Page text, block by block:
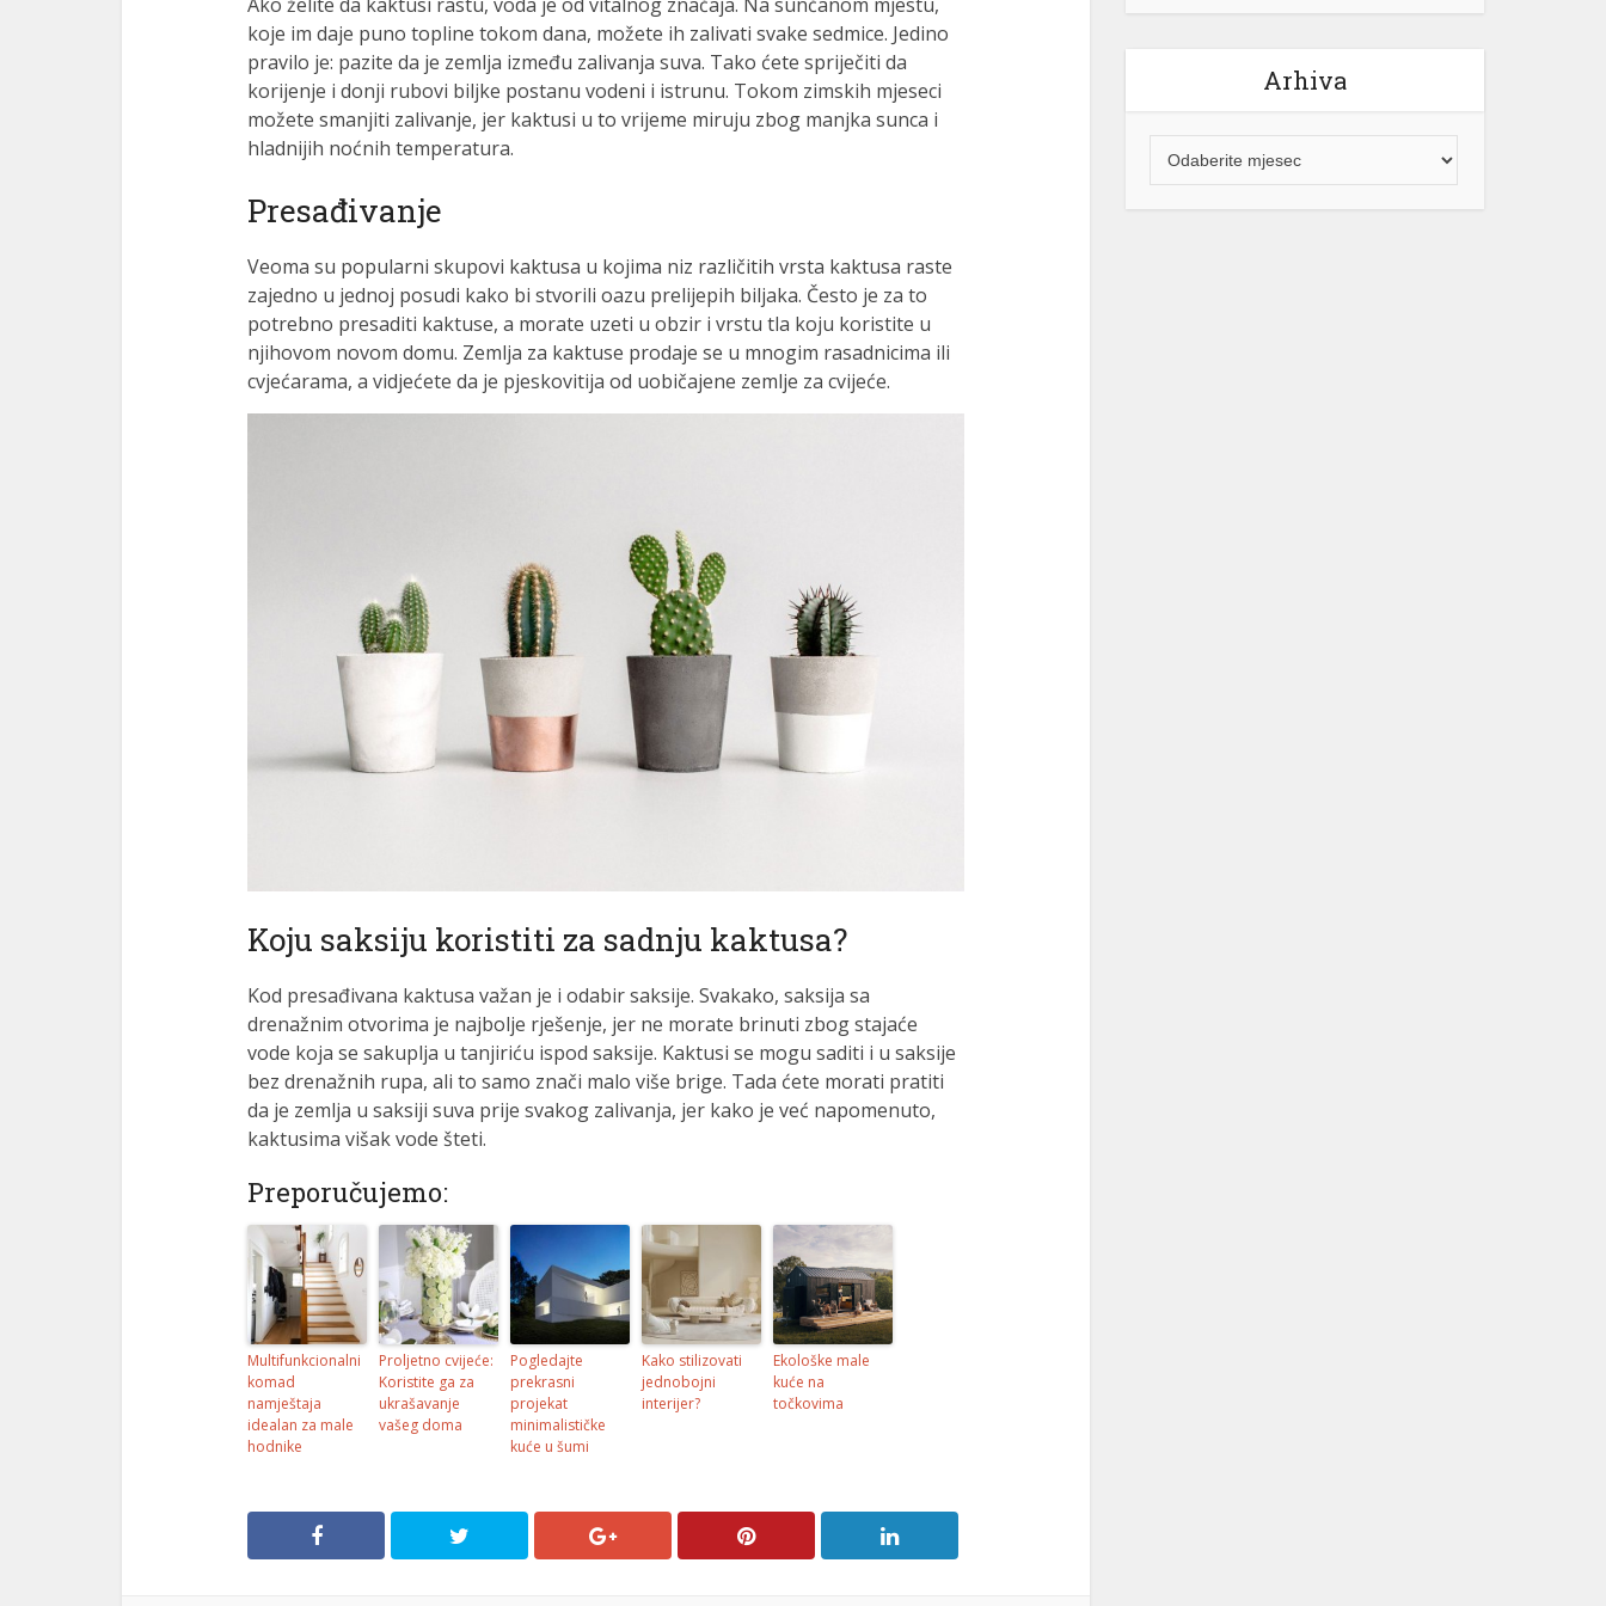
koje im daje puno topline tokom dana, možete ih zalivati svake sedmice. Jedino
pravilo je: pazite da je zemlja između zalivanja suva. Tako ćete spriječiti da
korijenje i donji rubovi biljke postanu vodeni i istrunu. Tokom zimskih mjeseci
možete smanjiti zalivanje, jer kaktusi u to vrijeme miruju zbog manjka sunca i
hladnijih noćnih temperatura.
Presađivanje
Veoma su popularni skupovi kaktusa u kojima niz različitih vrsta kaktusa raste
zajedno u jednoj posudi kako bi stvorili oazu prelijepih biljaka. Često je za to
potrebno presaditi kaktuse, a morate uzeti u obzir i vrstu tla koju koristite u
njihovom novom domu. Zemlja za kaktuse prodaje se u mnogim rasadnicima ili
cvjećarama, a vidjećete da je pjeskovitija od uobičajene zemlje za cvijeće.
Koju saksiju koristiti za sadnju kaktusa?
Kod presađivana kaktusa važan je i odabir saksije. Svakako, saksija sa
drenažnim otvorima je najbolje rješenje, jer ne morate brinuti zbog stajaće
vode koja se sakuplja u tanjiriću ispod saksije. Kaktusi se mogu saditi i u saksije
bez drenažnih rupa, ali to samo znači malo više brige. Tada ćete morati pratiti
da je zemlja u saksiji suva prije svakog zalivanja, jer kako je već napomenuto,
kaktusima višak vode šteti.
Preporučujemo:
Multifunkcionalni
komad
namještaja
idealan za male
hodnike
Proljetno cvijeće:
Koristite ga za
ukrašavanje
vašeg doma
Pogledajte
prekrasni
projekat
minimalističke
kuće u šumi
Kako stilizovati
jednobojni
interijer?
Ekološke male
kuće na
točkovima
Arhiva